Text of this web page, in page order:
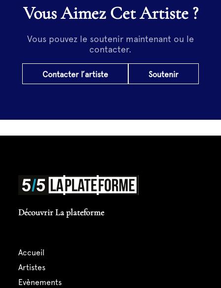
Vous Aimez Cet Artiste ?
Vous pouvez le soutenir maintenant ou le
contacter.
Contacter l’artiste Soutenir
Découvrir La plateforme
accueil
artistes
evènements